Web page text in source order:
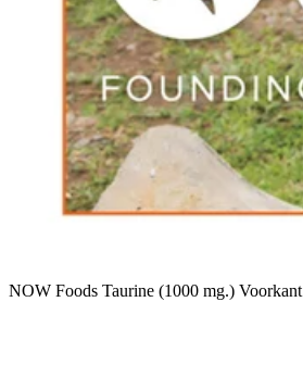
NOW Foods Taurine (1000 mg.) Voorkant